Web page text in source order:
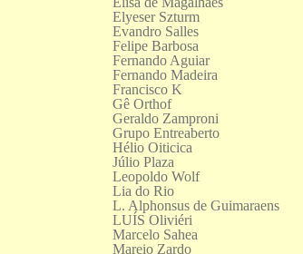
Elyeser Szturm
Evandro Salles
Felipe Barbosa
Fernando Aguiar
Fernando Madeira
Francisco K
Gê Orthof
Geraldo Zamproni
Grupo Entreaberto
Hélio Oiticica
Júlio Plaza
Leopoldo Wolf
Lia do Rio
L. Alphonsus de Guimaraens
LUÍS Oliviéri
Marcelo Sahea
Mareio Zardo